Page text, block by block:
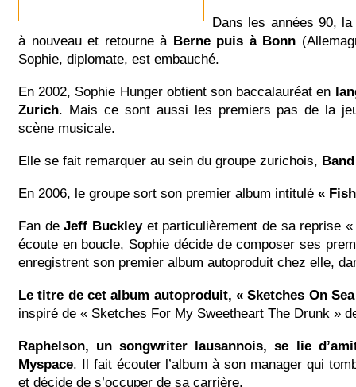
Dans les années 90,
à nouveau et retourne à Berne puis à Bonn
Sophie, diplomate, est embauché.
En 2002, Sophie Hunger obtient son baccalauréat en
Zurich. Mais ce sont aussi les premiers pas de la
scène musicale.
Elle se fait remarquer au sein du groupe zurichois,
En 2006, le groupe sort son premier album intitulé «
Fan deJeff Buckleyet particulièrement de sa reprise «
écoute en boucle, Sophie décide de composer ses
enregistrent son premier album autoproduit chez elle,
Le titre de cet album autoproduit, « Sketches On
inspiré de « Sketches For My Sweetheart The Drunk »
Raphelson, un songwriter lausannois, se lie
Myspace. Il fait écouter l’album à son manager qui
et décide de s’occuper de sa carrière.